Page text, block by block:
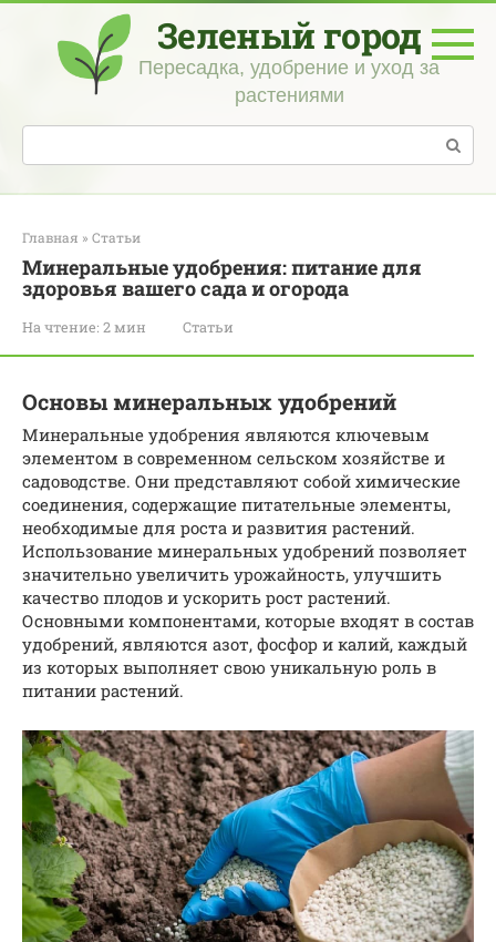
Перейти
контенту
Зеленый город
Пересадка, удобрение и уход за
растениями
Поиск:
Главная » Статьи
Минеральные удобрения: питание для
здоровья вашего сада и огорода
На чтение: 2 мин Статьи
Основы минеральных удобрений
Минеральные удобрения являются ключевым
элементом в современном сельском хозяйстве и
садоводстве. Они представляют собой химические
соединения, содержащие питательные элементы,
необходимые для роста и развития растений.
Использование минеральных удобрений позволяет
значительно увеличить урожайность, улучшить
качество плодов и ускорить рост растений.
Основными компонентами, которые входят в состав
удобрений, являются азот, фосфор и калий, каждый
из которых выполняет свою уникальную роль в
питании растений.